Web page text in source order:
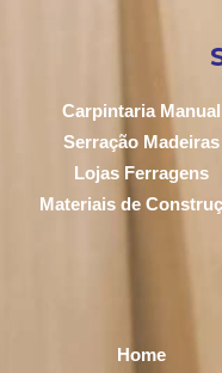
Carpintaria Manual
Serração Madeiras
Lojas Ferragens
Materiais de
Home